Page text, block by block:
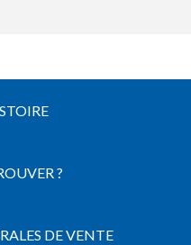
?
DE VENTE